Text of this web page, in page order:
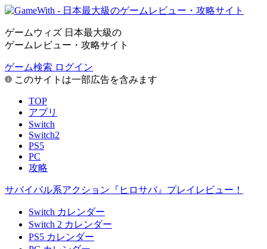
ゲームウィズ 日本最大級の
ゲームレビュー・攻略サイト
ゲーム検索 ログイン
このサイトは一部広告を含みます
TOP
アプリ
Switch
Switch2
PS5
PC
攻略
サバイバル系アクション『ヒロサバ』プレイレビュー！
Switch カレンダー
Switch 2 カレンダー
PS5 カレンダー